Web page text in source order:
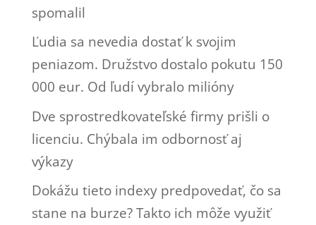
spomalil
Ľudia sa nevedia dostať k svojim
peniazom. Družstvo dostalo pokutu 150
000 eur. Od ľudí vybralo milióny
Dve sprostredkovateľské firmy prišli o
licenciu. Chýbala im odbornosť aj
výkazy
Dokážu tieto indexy predpovedať, čo sa
stane na burze? Takto ich môže využiť